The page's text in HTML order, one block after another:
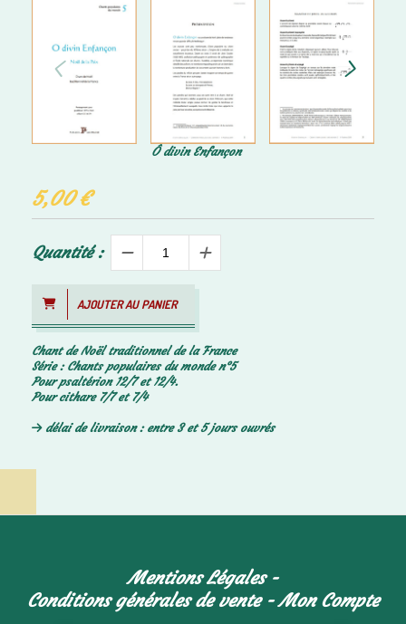
Ô divin Enfançon
5,00€
Quantité :
AJOUTER AU PANIER
Chant de Noël traditionnel de la France
Série : Chants populaires du monde n°5
Pour psaltérion 12/7 et 12/4.
Pour cithare 7/7 et 7/4
délai de livraison : entre 3 et 5 jours ouvrés
Mentions Légales
Conditions générales de vente
Mon Compte